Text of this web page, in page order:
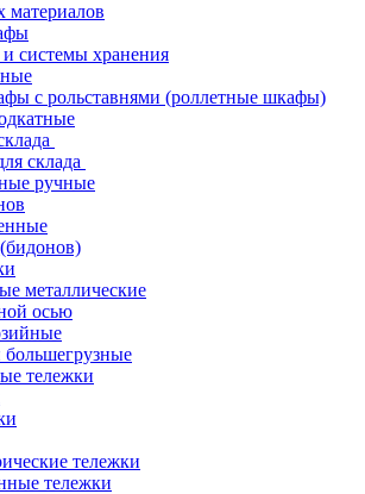
материалов
системы хранения
с рольставнями (роллетные шкафы)
склада
ручные
металлические
осью
большегрузные
тележки
тележки
тележки